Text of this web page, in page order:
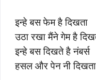
इन्हे बस फेम है दिखता
उठा रखा मैंने गेम है
इन्हे बस दिखते है नंबर्स
हसल और पेन नी दिखता